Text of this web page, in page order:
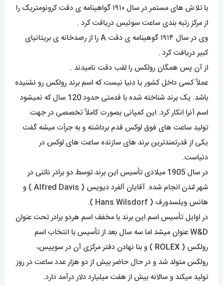
با تلاش های مستمر در سال ۱۹۱۰ گواهینامه ی دقت کرونومتریک را
از مرکز رتبه بندی ساعت سوئیس دریافت کرد .
وی در سال ۱۹۱۴ گوهینامه ی دقت A را از رصدخانه ی بریتانیای
کبیر دریافت کرد .
از آن پس همگان رولکس را لقب دقت نامیدند .
عملاً کسی داخل کشور یا دنیا نیست که اسم برند رولکس رو نشنیده
باشد. یک برند شناخته شده با قدمتی حدود 120 سال که نمیشود
اسم آنرا انکار کرد. این کمپانی بصورت کاملاً تخصصی در جهت
تولید ساعت های فوق لوکس قدم برداشته و به جرأت میشه گفت
یکی از قدرتمندترین برند های سازنده ساعت های لوکس در
دنیاست.
در سال 1905 میلادی تأسیس این برند توسط دو برادر ناتنی در
شهر لندن انجام شده. آقایان آلفرد دیویس ( Alfred Davis ) و
هانس ویلسدورف ( Hans Wilsdorf ).
در اوایل تأسیس اسم این برند با مخفف اسم هردو برادر تحت عنوان
W&D عنوان میشد اما سه سال بعد از تأسیس با انتخاب اسم
رولکس ( ROLEX ) و بنا نهادن دفتر مرکزی آن در سوییس،
رولکس متولد شد و در حال حاضر بیش از دو هزار عدد ساعت در روز
تولید میکند و سالانه بیش از هفت میلیارد دلار درآمد دارد.